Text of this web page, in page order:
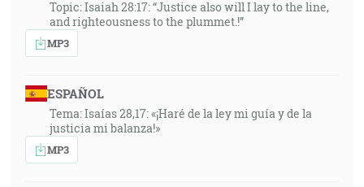
Topic: Isaiah 28:17: “Justice also will I lay to the line,
and righteousness to the plummet.!”
MP3
ESPAÑOL
Tema: Isaías 28,17: «¡Haré de la ley mi guía y de la
justicia mi balanza!»
MP3